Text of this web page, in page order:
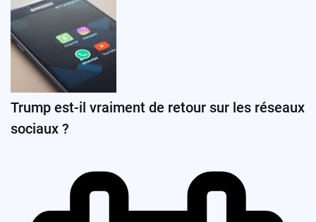
Trump est-il vraiment de retour sur les réseaux
sociaux ?